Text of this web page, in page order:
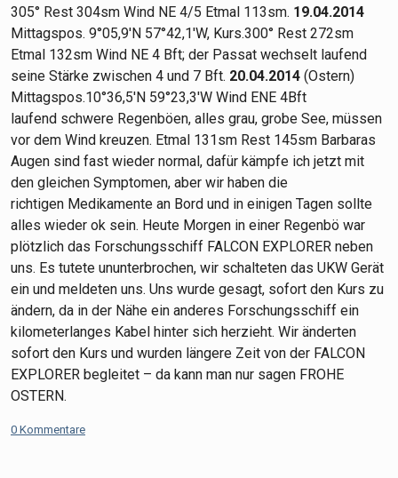
305° Rest 304sm Wind NE 4/5 Etmal 113sm. 19.04.2014
Mittagspos. 9°05,9'N 57°42,1'W, Kurs.300° Rest 272sm
Etmal 132sm Wind NE 4 Bft; der Passat wechselt laufend
seine Stärke zwischen 4 und 7 Bft. 20.04.2014 (Ostern)
Mittagspos.10°36,5'N 59°23,3'W Wind ENE 4Bft
laufend schwere Regenböen, alles grau, grobe See, müssen
vor dem Wind kreuzen. Etmal 131sm Rest 145sm Barbaras
Augen sind fast wieder normal, dafür kämpfe ich jetzt mit
den gleichen Symptomen, aber wir haben die
richtigen Medikamente an Bord und in einigen Tagen sollte
alles wieder ok sein. Heute Morgen in einer Regenbö war
plötzlich das Forschungsschiff FALCON EXPLORER neben
uns. Es tutete ununterbrochen, wir schalteten das UKW Gerät
ein und meldeten uns. Uns wurde gesagt, sofort den Kurs zu
ändern, da in der Nähe ein anderes Forschungsschiff ein
kilometerlanges Kabel hinter sich herzieht. Wir änderten
sofort den Kurs und wurden längere Zeit von der FALCON
EXPLORER begleitet – da kann man nur sagen FROHE
OSTERN.
0 Kommentare